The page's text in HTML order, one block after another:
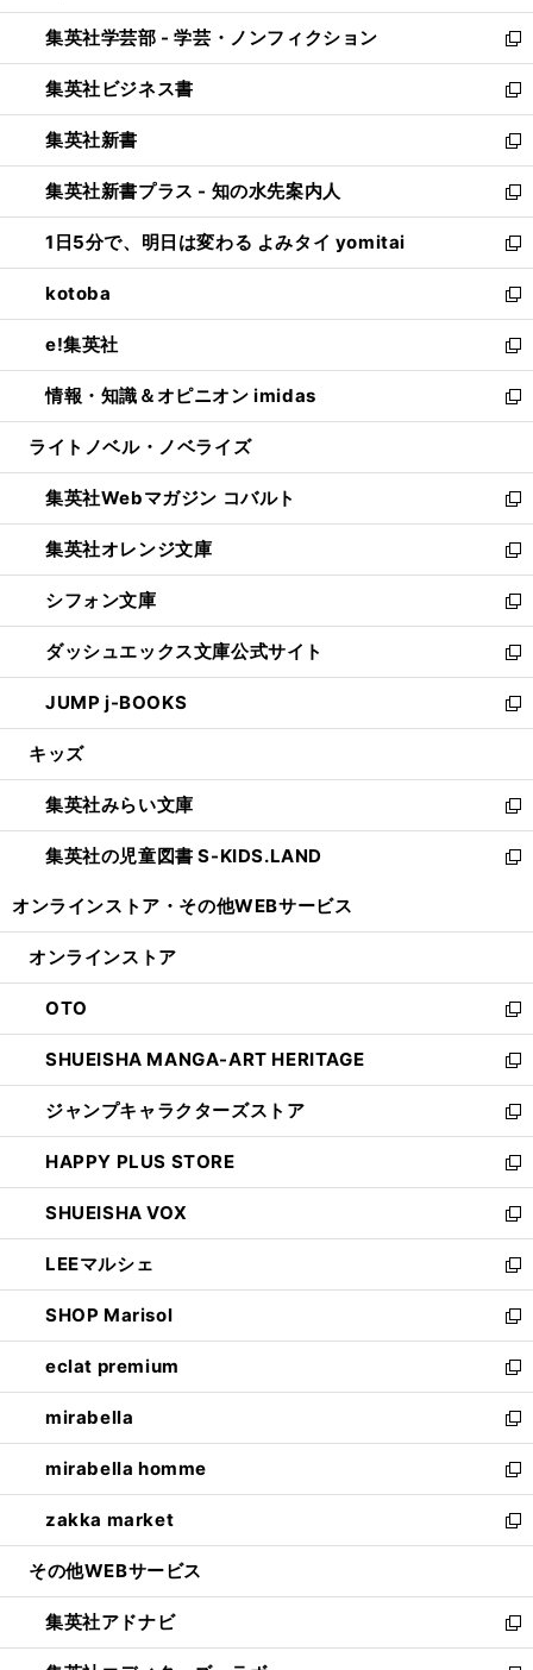
開
く
ウ
で
開
く
ン
ド
ウ
で
開
く
ウ
ィ
ン
ド
ウ
で
開
く
集英社学芸部 - 学芸・ノンフィクション
新
し
い
ウ
ィ
ン
ド
ウ
で
開
く
集英社ビジネス書
新
し
い
ウ
ィ
ン
ド
ウ
で
開
く
集英社新書
新
し
い
ウ
ィ
ン
ド
ウ
で
開
く
集英社新書プラス - 知の水先案内人
新
し
い
ウ
ィ
ン
ド
ウ
で
開
1日5分で、明日は変わる よみタイ yomitai
新
し
い
ウ
ィ
ン
ド
ウ
開
く
kotoba
新
し
い
ウ
ィ
ン
ウ
で
開
く
e!集英社
新
し
い
ウ
ン
ド
ウ
で
開
く
情報・知識＆オピニオン imidas
新
し
ウ
ィ
ン
ド
ウ
で
開
く
ライトノベル・ノベライズ
集英社Webマガジン コバルト
新
し
い
ウ
ィ
ン
ド
ウ
で
開
集英社オレンジ文庫
新
し
い
ウ
ィ
ン
ド
ウ
開
く
シフォン文庫
新
し
い
ウ
ィ
ン
ウ
で
開
く
ダッシュエックス文庫公式サイト
新
し
い
ウ
ン
ド
ウ
で
JUMP j-BOOKS
新
し
ウ
ィ
ン
ド
開
キッズ
集英社みらい文庫
新
し
い
ン
ウ
で
開
く
集英社の児童図書 S-KIDS.LAND
新
ウ
ン
ド
ウ
で
開
く
オンラインストア・ その他WEBサービス
オンラインストア
OTO
新
し
い
ウ
ィ
ン
ド
ウ
で
開
く
SHUEISHA MANGA-ART HERITAGE
新
し
い
ウ
ィ
ン
ド
ウ
で
開
く
ジャンプキャラクターズストア
新
し
い
ウ
ィ
ン
ド
ウ
で
開
く
HAPPY PLUS STORE
新
し
い
ウ
ィ
ン
ド
ウ
で
開
く
SHUEISHA VOX
新
し
い
ウ
ィ
ン
ド
ウ
で
開
く
LEEマルシェ
新
し
い
ウ
ィ
ン
ド
ウ
で
開
く
SHOP Marisol
新
し
い
ウ
ィ
ン
ド
ウ
で
開
eclat premium
新
し
い
ウ
ィ
ン
ド
ウ
開
く
mirabella
新
し
い
ウ
ィ
ン
ウ
で
開
mirabella homme
新
し
い
ウ
ン
ド
ウ
zakka market
新
し
ウ
ィ
ン
その他WEBサービス
集英社アドナビ
新
し